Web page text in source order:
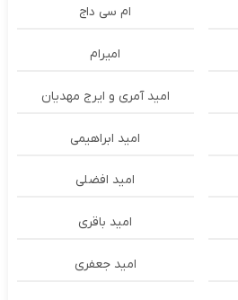
ام سی داج
اميرام
امید آمری و ایرج مهدیان
امید ابراهیمی
امید افضلی
امید باقری
امید جعفری